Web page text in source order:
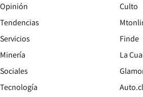
Opinión
Tendencias
Servicios
Minería
Sociales
Tecnología
Culto
Finde
La
Auto.cl